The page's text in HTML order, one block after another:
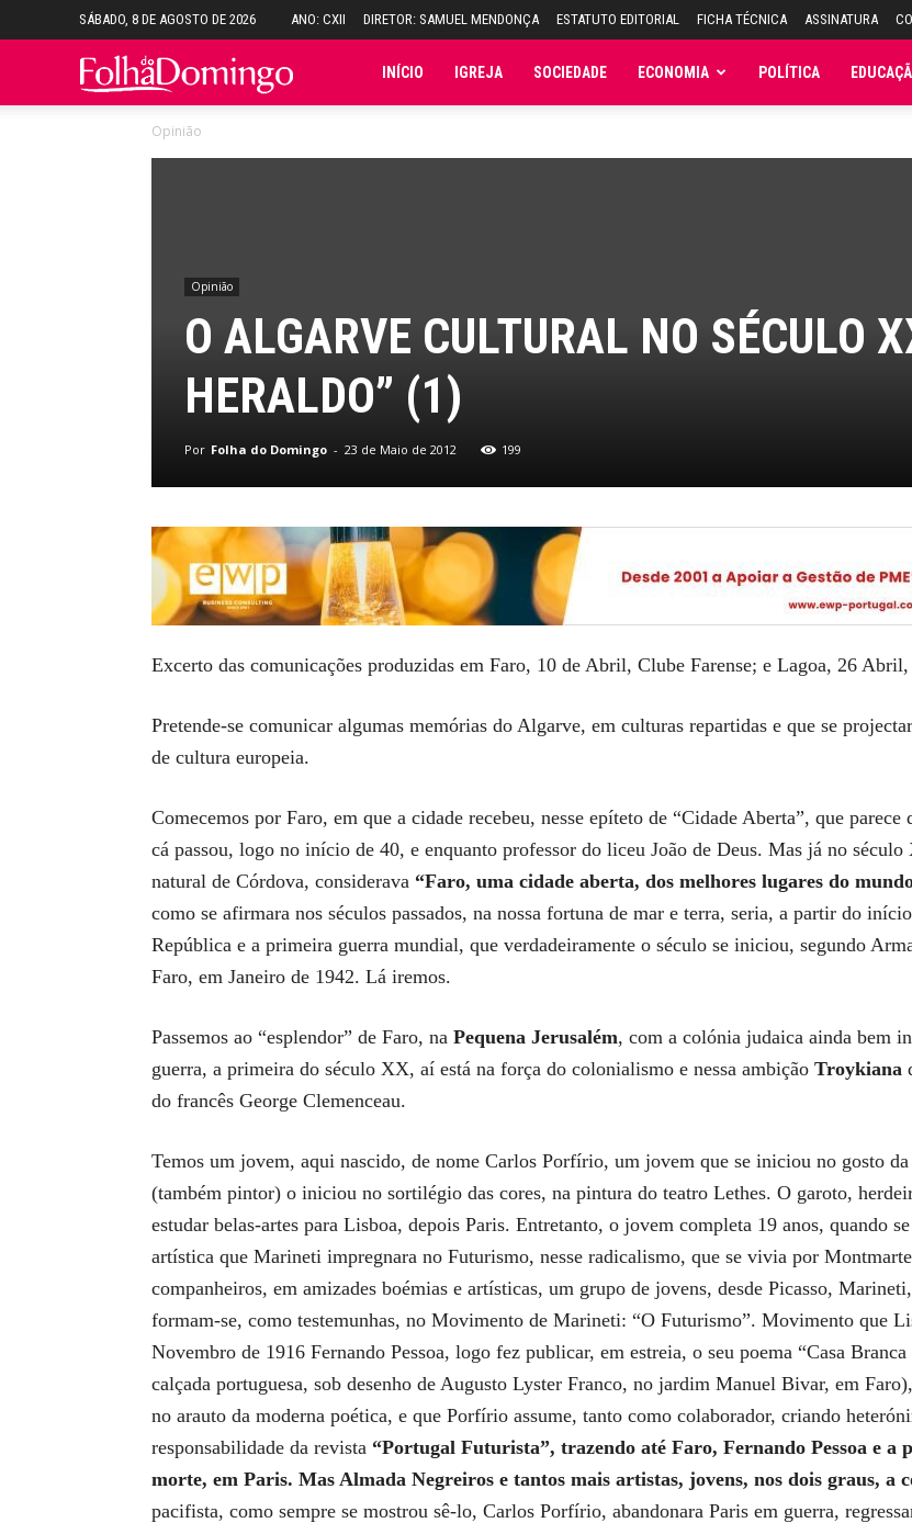
SÁBADO, 8 DE AGOSTO DE 2026 ANO: CXII DIRETOR: SAMUEL MENDONÇA ESTATUTO EDITORIAL FICHA TÉCNICA ASSINATURA
Folha INÍCIO IGREJA SOCIEDADE ECONOMIA POLÍTICA
Opinião
Opinião
O ALGARVE CULTURAL NO SÉCULO
HERALDO” (1)
Por Folha do Domingo - 23 de Maio de 2012 199
Excerto das comunicações produzidas em Faro, 10 de Abril, Clube Farense; e Lagoa, 26
Pretende-se comunicar algumas memórias do Algarve, em culturas repartidas e que se
de cultura europeia.
Comecemos por Faro, em que a cidade recebeu, nesse epíteto de “Cidade Aberta”, que
cá passou, logo no início de 40, e enquanto professor do liceu João de Deus. Mas já no
natural de Córdova, considerava “Faro, uma cidade aberta, dos melhores lugares do
como se afirmara nos séculos passados, na nossa fortuna de mar e terra, seria, a partir do
República e a primeira guerra mundial, que verdadeiramente o século se iniciou, segundo
Faro, em Janeiro de 1942. Lá iremos.
Passemos ao “esplendor” de Faro, na Pequena Jerusalém, com a colónia judaica ainda bem
guerra, a primeira do século XX, aí está na força do colonialismo e nessa ambição Troykiana
do francês George Clemenceau.
Temos um jovem, aqui nascido, de nome Carlos Porfírio, um jovem que se iniciou no gosto
(também pintor) o iniciou no sortilégio das cores, na pintura do teatro Lethes. O garoto,
estudar belas-artes para Lisboa, depois Paris. Entretanto, o jovem completa 19 anos, quando
artística que Marineti impregnara no Futurismo, nesse radicalismo, que se vivia por
companheiros, em amizades boémias e artísticas, um grupo de jovens, desde Picasso,
formam-se, como testemunhas, no Movimento de Marineti: “O Futurismo”. Movimento que
Novembro de 1916 Fernando Pessoa, logo fez publicar, em estreia, o seu poema “Casa
calçada portuguesa, sob desenho de Augusto Lyster Franco, no jardim Manuel Bivar, em
no arauto da moderna poética, e que Porfírio assume, tanto como colaborador, criando
responsabilidade da revista “Portugal Futurista”, trazendo até Faro, Fernando Pessoa e a
morte, em Paris. Mas Almada Negreiros e tantos mais artistas, jovens, nos dois graus, a
pacifista, como sempre se mostrou sê-lo, Carlos Porfírio, abandonara Paris em guerra,